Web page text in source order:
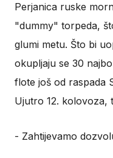
Perjanica ruske
"dummy" torpeda,
glumi metu. Što bi
okupljaju se 30
flote još od raspada
Ujutro 12. kolovoza,
- Zahtijevamo